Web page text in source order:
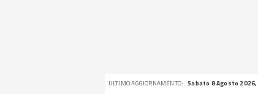
ULTIMO AGGIORNAMENTO: Sabato 8 Agosto